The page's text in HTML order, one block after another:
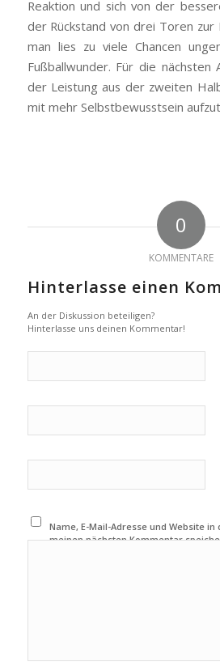
Reaktion und sich von der
der Rückstand von drei Toren
man lies zu viele Chancen
Fußballwunder. Für die
der Leistung aus der zweiten
mit mehr Selbstbewusstsein
0
KOMMENTARE
Hinterlasse einen
An der Diskussion beteiligen?
Hinterlasse uns deinen Kommentar!
Name, E-Mail-Adresse und Website
meinen nächsten Kommentar